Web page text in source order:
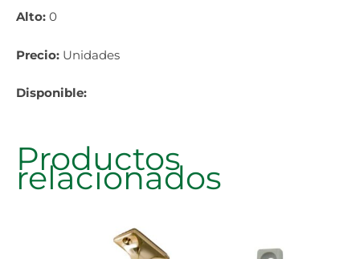
Alto: 0
Precio: Unidades
Disponible:
Productos
relacionados